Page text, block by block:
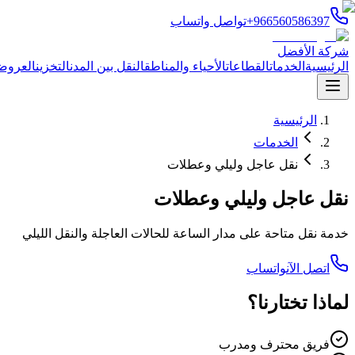
+966560586397تواصل واتساب
شركة الأفضل
الرئيسية الخدماتالقطاعاتالأحياء والمناطقالنقل بين المدنالتخزين
الرئيسية
الخدمات
نقل عاجل وليلي وعطلات
نقل عاجل وليلي وعطلات
خدمة نقل متاحة على مدار الساعة للحالات العاجلة والنقل الليلي
اتصل الآنواتساب
لماذا تختارنا؟
فريق محترف ومدرب